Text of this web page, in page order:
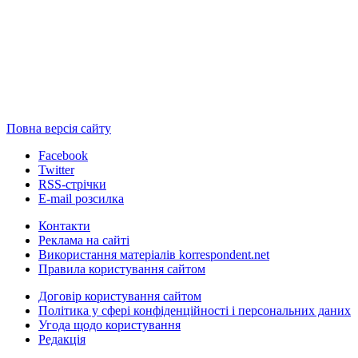
Повна версія сайту
Facebook
Twitter
RSS-стрічки
E-mail розсилка
Контакти
Реклама на сайті
Використання матеріалів korrespondent.net
Правила користування сайтом
Договір користування сайтом
Політика у сфері конфіденційності і персональних даних
Угода щодо користування
Редакція